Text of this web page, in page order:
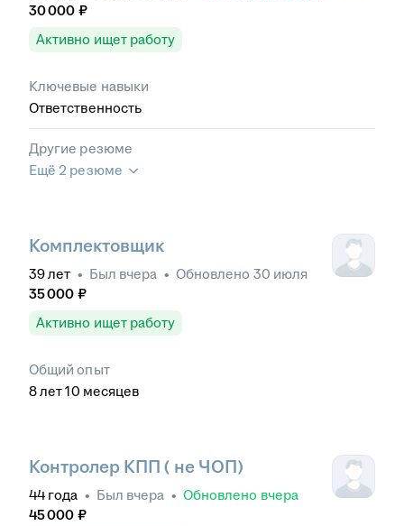
30 000 ₽
Активно ищет работу
Ключевые навыки
Ответственность
Другие резюме
Ещё 2 резюме
Комплектовщик
39лет • Был вчера • Обновлено 30 июля
35 000 ₽
Активно ищет работу
Общий опыт
8лет 10 месяцев
Контролер КПП ( не ЧОП)
44 года • Был вчера • Обновлено вчера
45 000 ₽